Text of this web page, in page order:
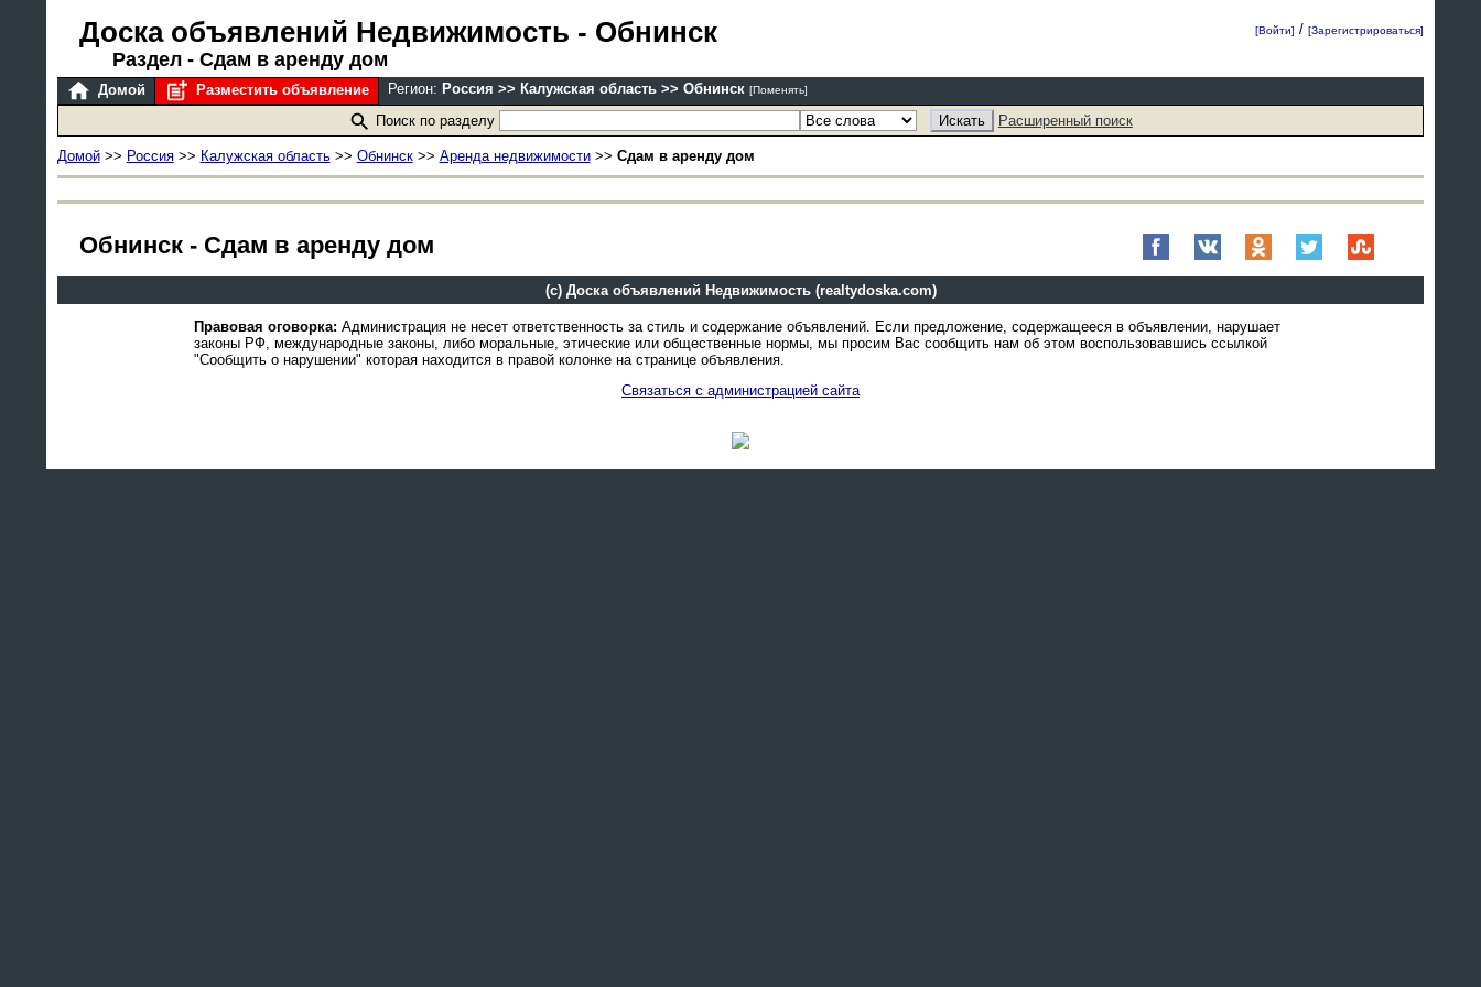
Доска объявлений Недвижимость - Обнинск
Раздел - Сдам в аренду дом
[Войти] /[Зарегистрироваться]
Домой Разместить объявление Регион: Россия >> Калужская область >> Обнинск [Поменять]
Поиск по разделу Расширенный поиск
Домой>> Россия>> Калужская область>> Обнинск>> Аренда недвижимости>> Сдам в аренду дом
Обнинск - Сдам в аренду дом
(c) Доска объявлений Недвижимость (realtydoska.com)
Правовая оговорка: Администрация не несет ответственность за стиль и содержание объявлений. Если предложение, содержащееся в объявлении, нарушает
законы РФ, международные законы, либо моральные, этические или общественные нормы, мы просим Вас сообщить нам об этом воспользовавшись ссылкой
"Сообщить о нарушении" которая находится в правой колонке на странице объявления.
Связаться с администрацией сайта